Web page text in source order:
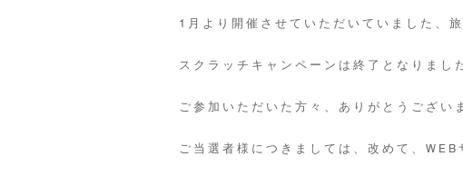
1月より開催させていただいていました、
スクラッチキャンペーンは終了となりまし
ご参加いただいた方々、ありがとうござい
ご当選者様につきましては、改めて、